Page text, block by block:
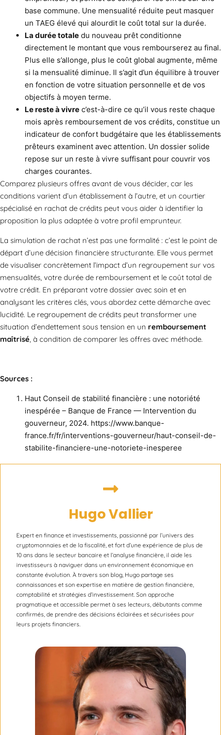
base commune. Une mensualité réduite peut masquer
un TAEG élevé qui alourdit le coût total sur la durée.
La durée totale du nouveau prêt conditionne
directement le montant que vous rembourserez au final.
Plus elle s’allonge, plus le coût global augmente, même
si la mensualité diminue. Il s’agit d’un équilibre à trouver
en fonction de votre situation personnelle et de vos
objectifs à moyen terme.
Le reste à vivre c’est-à-dire ce qu’il vous reste chaque
mois après remboursement de vos crédits, constitue un
indicateur de confort budgétaire que les établissements
prêteurs examinent avec attention. Un dossier solide
repose sur un reste à vivre suffisant pour couvrir vos
charges courantes.
Comparez plusieurs offres avant de vous décider, car les
conditions varient d’un établissement à l’autre, et un courtier
spécialisé en rachat de crédits peut vous aider à identifier la
proposition la plus adaptée à votre profil emprunteur.
La simulation de rachat n’est pas une formalité : c’est le point de
départ d’une décision financière structurante. Elle vous permet
de visualiser concrètement l’impact d’un regroupement sur vos
mensualités, votre durée de remboursement et le coût total de
votre crédit. En préparant votre dossier avec soin et en
analysant les critères clés, vous abordez cette démarche avec
lucidité. Le regroupement de crédits peut transformer une
situation d’endettement sous tension en un remboursement
maîtrisé, à condition de comparer les offres avec méthode.
Sources :
Haut Conseil de stabilité financière : une notoriété
inespérée – Banque de France — Intervention du
gouverneur, 2024. https://www.banque-
france.fr/fr/interventions-gouverneur/haut-conseil-de-
stabilite-financiere-une-notoriete-inesperee
Hugo Vallier
Expert en finance et investissements, passionné par l’univers des
cryptomonnaies et de la fiscalité, et fort d’une expérience de plus de
10 ans dans le secteur bancaire et l’analyse financière, il aide les
investisseurs à naviguer dans un environnement économique en
constante évolution. À travers son blog, Hugo partage ses
connaissances et son expertise en matière de gestion financière,
comptabilité et stratégies d’investissement. Son approche
pragmatique et accessible permet à ses lecteurs, débutants comme
confirmés, de prendre des décisions éclairées et sécurisées pour
leurs projets financiers.